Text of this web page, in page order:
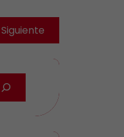
Siguiente